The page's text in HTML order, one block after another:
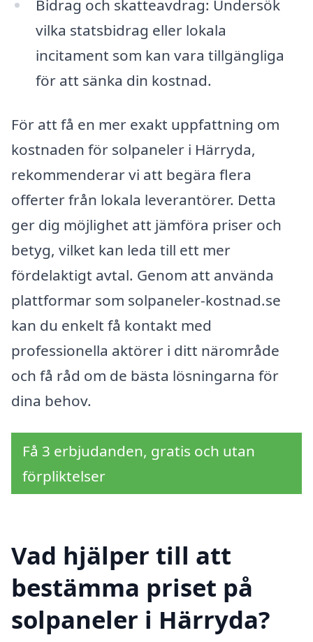
Bidrag och skatteavdrag: Undersök
vilka statsbidrag eller lokala
incitament som kan vara tillgängliga
för att sänka din kostnad.
För att få en mer exakt uppfattning om
kostnaden för solpaneler i Härryda,
rekommenderar vi att begära flera
offerter från lokala leverantörer. Detta
ger dig möjlighet att jämföra priser och
betyg, vilket kan leda till ett mer
fördelaktigt avtal. Genom att använda
plattformar som solpaneler-kostnad.se
kan du enkelt få kontakt med
professionella aktörer i ditt närområde
och få råd om de bästa lösningarna för
dina behov.
Få 3 erbjudanden, gratis och utan
förpliktelser
Vad hjälper till att
bestämma priset på
solpaneler i Härryda?